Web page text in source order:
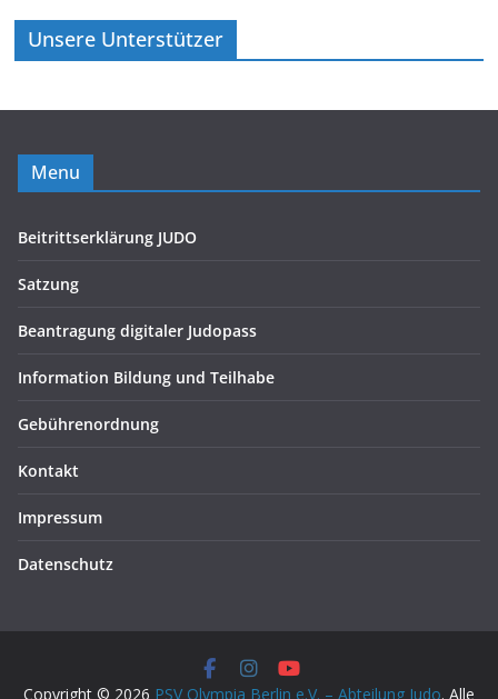
Unsere Unterstützer
Menu
Beitrittserklärung JUDO
Satzung
Beantragung digitaler Judopass
Information Bildung und Teilhabe
Gebührenordnung
Kontakt
Impressum
Datenschutz
Copyright © 2026 PSV Olympia Berlin e.V. – Abteilung Judo. Alle